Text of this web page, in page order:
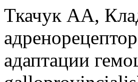
Ткачук АА,
адаптации